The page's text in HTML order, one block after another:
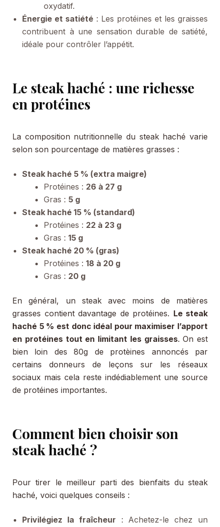
oxydatif.
Énergie et satiété : Les protéines et les graisses
contribuent à une sensation durable de satiété,
idéale pour contrôler l’appétit.
Le steak haché : une richesse
en protéines
La composition nutritionnelle du steak haché varie
selon son pourcentage de matières grasses :
Steak haché 5 % (extra maigre)
Protéines : 26 à 27 g
Gras : 5 g
Steak haché 15 % (standard)
Protéines : 22 à 23 g
Gras : 15 g
Steak haché 20 % (gras)
Protéines : 18 à 20 g
Gras : 20 g
En général, un steak avec moins de matières
grasses contient davantage de protéines. Le steak
haché 5 % est donc idéal pour maximiser l’apport
en protéines tout en limitant les graisses. On est
bien loin des 80g de protèines annoncés par
certains donneurs de leçons sur les réseaux
sociaux mais cela reste indédiablement une source
de protéines importantes.
Comment bien choisir son
steak haché ?
Pour tirer le meilleur parti des bienfaits du steak
haché, voici quelques conseils :
Privilégiez la fraîcheur : Achetez-le chez un